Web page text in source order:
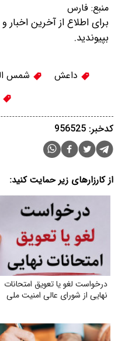
منبع: فارس
برای اطلاع از آخرین
بپیوندید.
داعش شمس
کدخبر: 956525
از کارزارهای زیر حمایت کنید:
درخواست لغو یا تعویق امتحانات
نهایی از شورای عالی امنیت ملی